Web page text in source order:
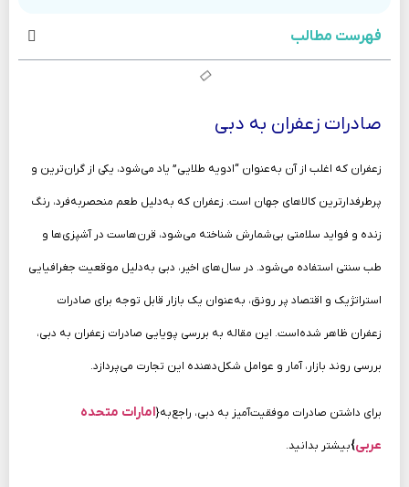
فهرست مطالب
صادرات زعفران به دبی
زعفران که اغلب از آن به‌عنوان “ادویه طلایی” یاد می‌شود، یکی از گران‌ترین و
پرطرفدارترین کالاهای جهان است. زعفران که به‌دلیل طعم منحصربه‌فرد، رنگ
زنده و فواید سلامتی بی‌شمارش شناخته می‌شود، قرن‌هاست در آشپزی‌ها و
طب سنتی استفاده می‌شود. در سال‌های اخیر، دبی به‌دلیل موقعیت جغرافیایی
استراتژیک و اقتصاد پر رونق، به‌عنوان یک بازار قابل توجه برای صادرات
زعفران ظاهر شده‌است. این مقاله به بررسی پویایی صادرات زعفران به دبی،
بررسی روند بازار، آمار و عوامل شکل‌دهنده این تجارت می‌پردازد.
برای داشتن صادرات موفقیت‌آمیز به دبی، راجع‌به {امارات متحده
عربی}بیشتر بدانید.